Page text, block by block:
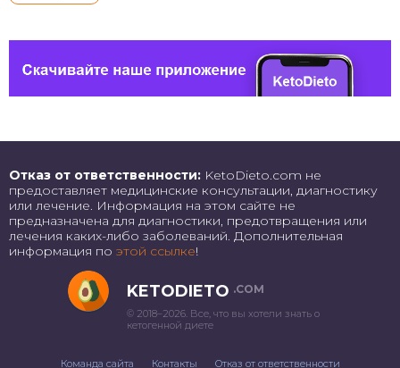
Отказ от ответственности: KetoDieto.com не
предоставляет медицинские консультации, диагностику
или лечение. Информация на этом сайте не
предназначена для диагностики, предотвращения или
лечения каких-либо заболеваний. Дополнительная
информация по этой ссылке!
KETODIETO .COM
© 2018–2026. Все, что вы хотели знать о
кетогенной диете
Команда сайта Контакты Отказ от ответственности